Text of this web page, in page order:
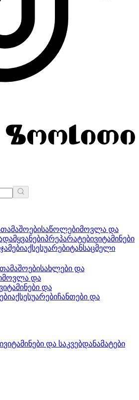
საწოლებიმოვლა და
პრეპარატებივიტამინები
ჯამებიაქსესუარებიტანსაცმელი
სახლები და
მოვლა და
ვიტამინები და
აქსესუარებიჩანთები და
ვიტამინები და საკვებდანამატები